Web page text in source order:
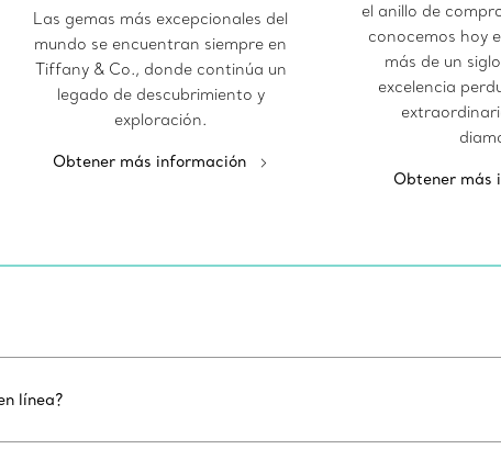
Las gemas más excepcionales del
mundo se encuentran siempre en
Tiffany & Co., donde continúa un
legado de descubrimiento y
exploración.
Obtener más información
el anillo de
conocemos hoy
más de un
excelencia
Obtener más
línea?